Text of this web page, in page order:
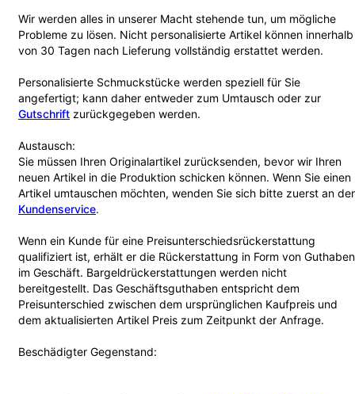
Wir werden alles in unserer Macht stehende tun, um mögliche
Probleme zu lösen. Nicht personalisierte Artikel können innerhalb
von 30 Tagen nach Lieferung vollständig erstattet werden.
Personalisierte Schmuckstücke werden speziell für Sie
angefertigt; kann daher entweder zum Umtausch oder zur
Gutschrift zurückgegeben werden.
Austausch:
Sie müssen Ihren Originalartikel zurücksenden, bevor wir Ihren
neuen Artikel in die Produktion schicken können. Wenn Sie einen
Artikel umtauschen möchten, wenden Sie sich bitte zuerst an
Kundenservice.
Wenn ein Kunde für eine Preisunterschiedsrückerstattung
qualifiziert ist, erhält er die Rückerstattung in Form von Guthaben
im Geschäft. Bargeldrückerstattungen werden nicht
bereitgestellt. Das Geschäftsguthaben entspricht dem
Preisunterschied zwischen dem ursprünglichen Kaufpreis und
dem aktualisierten Artikel Preis zum Zeitpunkt der Anfrage.
Beschädigter Gegenstand: